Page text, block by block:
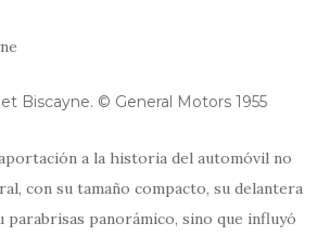
Biscayne. © General Motors 1955
a la historia del automóvil no
con su tamaño compacto, su delantera
parabrisas panorámico, sino que influyó